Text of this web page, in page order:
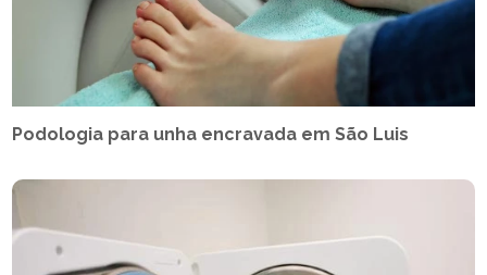
Podologia para unha encravada em São Luis